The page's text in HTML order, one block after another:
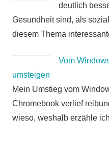
deutlich
Gesundheit sind, als
diesem Thema
Vom
umsteigen
Mein Umstieg vom
Chromebook verlief
wieso, weshalb erzähle